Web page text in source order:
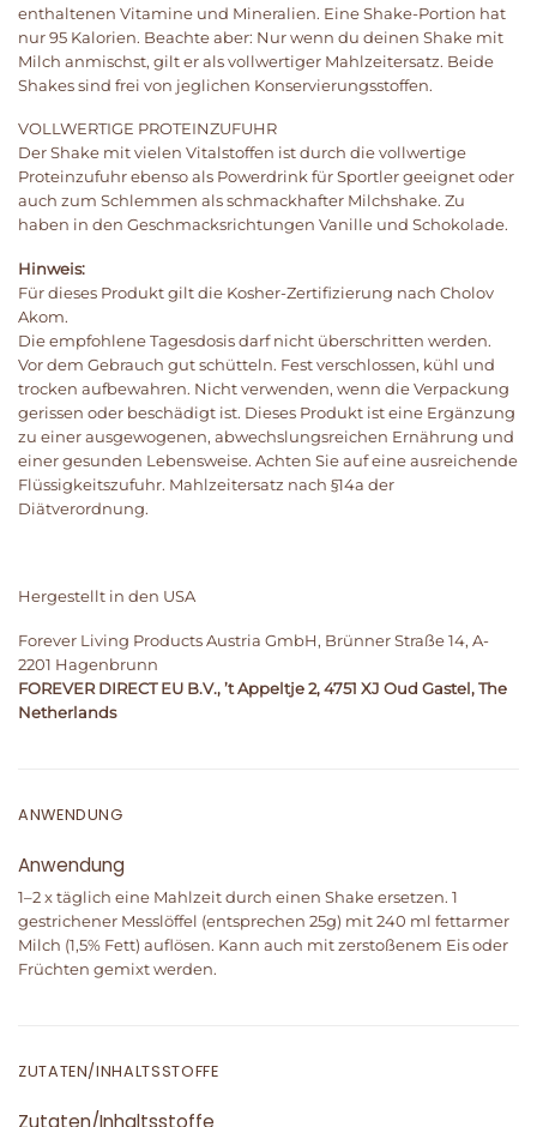
enthaltenen Vitamine und Mineralien. Eine Shake-Portion hat
nur 95 Kalorien. Beachte aber: Nur wenn du deinen Shake mit
Milch anmischst, gilt er als vollwertiger Mahlzeitersatz. Beide
Shakes sind frei von jeglichen Konservierungsstoffen.
VOLLWERTIGE PROTEINZUFUHR
Der Shake mit vielen Vitalstoffen ist durch die vollwertige
Proteinzufuhr ebenso als Powerdrink für Sportler geeignet oder
auch zum Schlemmen als schmackhafter Milchshake. Zu
haben in den Geschmacksrichtungen Vanille und Schokolade.
Hinweis:
Für dieses Produkt gilt die Kosher-Zertifizierung nach Cholov
Akom.
Die empfohlene Tagesdosis darf nicht überschritten werden.
Vor dem Gebrauch gut schütteln. Fest verschlossen, kühl und
trocken aufbewahren. Nicht verwenden, wenn die Verpackung
gerissen oder beschädigt ist. Dieses Produkt ist eine Ergänzung
zu einer ausgewogenen, abwechslungsreichen Ernährung und
einer gesunden Lebensweise. Achten Sie auf eine ausreichende
Flüssigkeitszufuhr. Mahlzeitersatz nach §14a der
Diätverordnung.
Hergestellt in den USA
Forever Living Products Austria GmbH, Brünner Straße 14, A-
2201 Hagenbrunn
FOREVER DIRECT EU B.V., ’t Appeltje 2, 4751 XJ Oud Gastel, The
Netherlands
ANWENDUNG
Anwendung
1–2 x täglich eine Mahlzeit durch einen Shake ersetzen. 1
gestrichener Messlöffel (entsprechen 25g) mit 240 ml fettarmer
Milch (1,5% Fett) auflösen. Kann auch mit zerstoßenem Eis oder
Früchten gemixt werden.
ZUTATEN/INHALTSSTOFFE